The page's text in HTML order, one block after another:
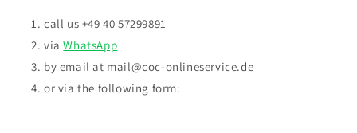
call us +49 40 57299891
viaWhatsApp
by email at mail@coc-onlineservice.de
or via the following form: